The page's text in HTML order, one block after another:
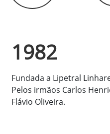
1982
Fundada a Lipetral
Pelos irmãos Carlos
Flávio Oliveira.